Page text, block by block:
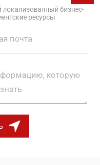
бизнес-
ресурсы